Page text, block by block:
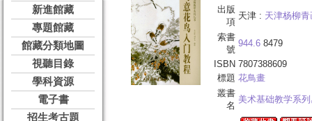
新進館藏
專題館藏
館藏分類地圖
視聽目錄
學科資源
電子書
招生考古題
出版
項
天津 : 天津杨柳青
索書
號
944.6 8479
ISBN 7807388609
標題 花鳥畫
叢書
名
美术基础教学系